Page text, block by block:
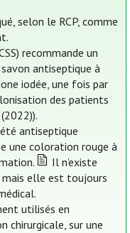
selon le RCP, comme
recommande un
antiseptique à
iodée, une fois par
des patients
antiseptique
une coloration rouge à
Il n’existe
mais elle est toujours
utilisés en
chirurgicale, sur une